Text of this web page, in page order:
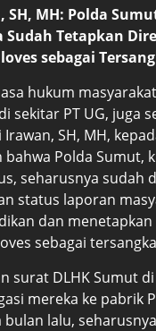
SH, MH: Polda
Sudah Tetapkan
sebagai
hukum
sekitar PT UG, juga
Irawan, SH, MH,
bahwa Polda Sumut,
seharusnya sudah
status laporan
dan
sebagai
surat DLHK Sumut
mereka ke pabrik
bulan lalu, seharusnya